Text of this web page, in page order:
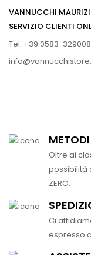
VANNUCCHI
SERVIZIO CLIENTI
Tel. +39 0583-329008
Oltre ai
possibilità
ZERO.
Ci
espresso